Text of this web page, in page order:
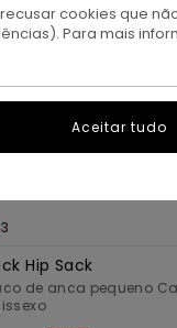
3
Hip Sack
de anca pequeno
cookies que
Para mais
Aceitar tudo